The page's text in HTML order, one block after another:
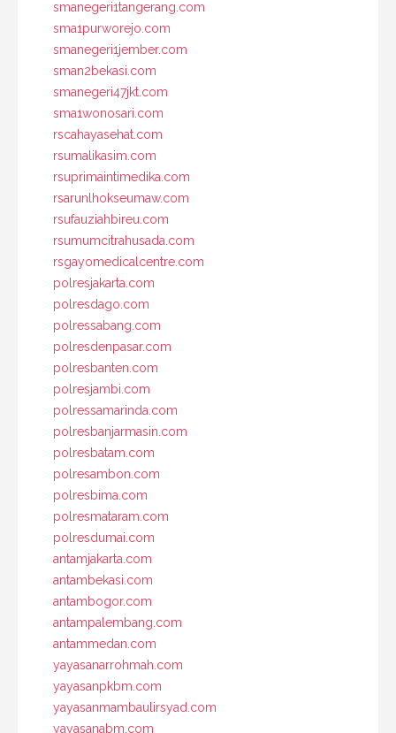
smanegeri1tangerang.com
sma1purworejo.com
smanegeri1jember.com
sman2bekasi.com
smanegeri47jkt.com
sma1wonosari.com
rscahayasehat.com
rsumalikasim.com
rsuprimaintimedika.com
rsarunlhokseumaw.com
rsufauziahbireu.com
rsumumcitrahusada.com
rsgayomedicalcentre.com
polresjakarta.com
polresdago.com
polressabang.com
polresdenpasar.com
polresbanten.com
polresjambi.com
polressamarinda.com
polresbanjarmasin.com
polresbatam.com
polresambon.com
polresbima.com
polresmataram.com
polresdumai.com
antamjakarta.com
antambekasi.com
antambogor.com
antampalembang.com
antammedan.com
yayasanarrohmah.com
yayasanpkbm.com
yayasanmambaulirsyad.com
yayasanabm.com